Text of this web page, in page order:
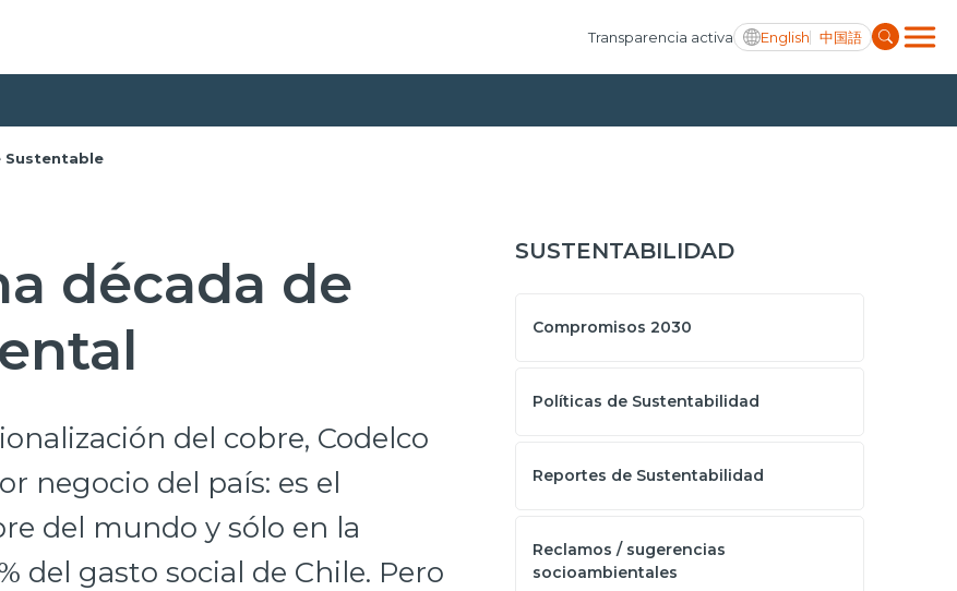
Transparencia activa English 中国語
Sustentable
década de
del cobre, Codelco
negocio del país: es el
del mundo y sólo en la
del gasto social de Chile. Pero
SUSTENTABILIDAD
Compromisos 2030
Políticas de Sustentabilidad
Reportes de Sustentabilidad
Reclamos / sugerencias
socioambientales